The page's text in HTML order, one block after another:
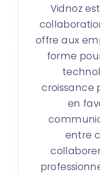
Vidnoz
offre aux
forme
croissance
en
entre